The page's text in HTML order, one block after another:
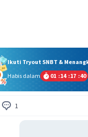
Ikuti Tryout SNBT &
Habis dalam
01 :14 :17 :39
1